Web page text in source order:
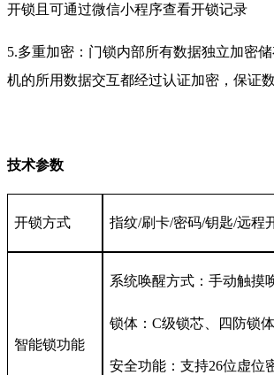
开锁且可通过微信小程序查看开锁记录
5.多重加密：门锁内部所有数据独立加密
机的所用数据交互都经过认证加密，保证
技术参数
开锁方式 指纹/刷卡/密码/钥匙/远程
智能锁功能
系统唤醒方式：手动触摸
锁体：C级锁芯、四防锁体
安全功能：支持26位虚位